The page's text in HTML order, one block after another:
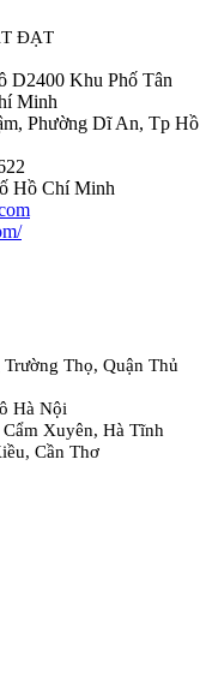
ĐẠT
D2400 Khu Phố Tân
Minh
Phường Dĩ An, Tp Hồ
Hồ Chí Minh
Thọ, Quận Thủ
Hà Nội
Xuyên, Hà Tĩnh
Cần Thơ